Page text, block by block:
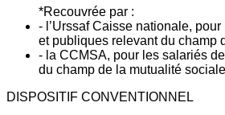
*Recouvrée par :
- l’Urssaf Caisse nationale,
et publiques relevant du champ
- la CCMSA, pour les salariés
du champ de la mutualité
DISPOSITIF CONVENTIONNEL